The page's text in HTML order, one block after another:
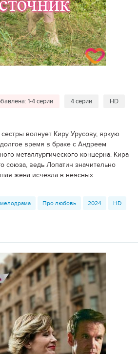
1-4 серии 4 серии
HD
волнует Киру Урусову, яркую
время в браке с Андреем
металлургического концерна. Кира
союза, ведь Лопатин значительно
жена исчезла в неясных
Про любовь 2024 HD